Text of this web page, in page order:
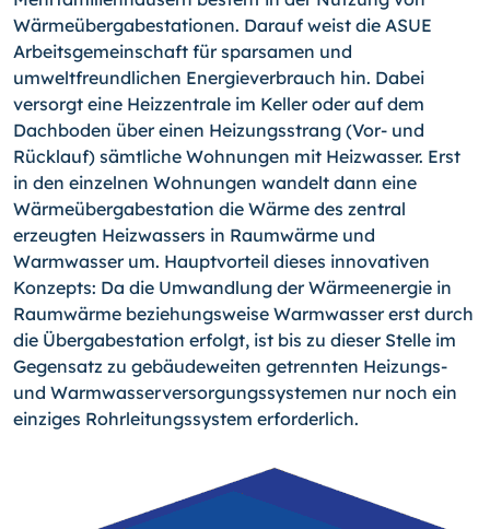
Wärmeübergabestationen. Darauf weist die ASUE
Arbeitsgemeinschaft für sparsamen und
umweltfreundlichen Energieverbrauch hin. Dabei
versorgt eine Heizzentrale im Keller oder auf dem
Dachboden über einen Heizungsstrang (Vor- und
Rücklauf) sämtliche Wohnungen mit Heizwasser. Erst
in den einzelnen Wohnungen wandelt dann eine
Wärmeübergabestation die Wärme des zentral
erzeugten Heizwassers in Raumwärme und
Warmwasser um. Hauptvorteil dieses innovativen
Konzepts: Da die Umwandlung der Wärmeenergie in
Raumwärme beziehungsweise Warmwasser erst durch
die Übergabestation erfolgt, ist bis zu dieser Stelle im
Gegensatz zu gebäudeweiten getrennten Heizungs-
und Warmwasserversorgungssystemen nur noch ein
einziges Rohrleitungssystem erforderlich.